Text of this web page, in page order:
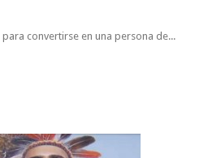
convertirse en una persona de...